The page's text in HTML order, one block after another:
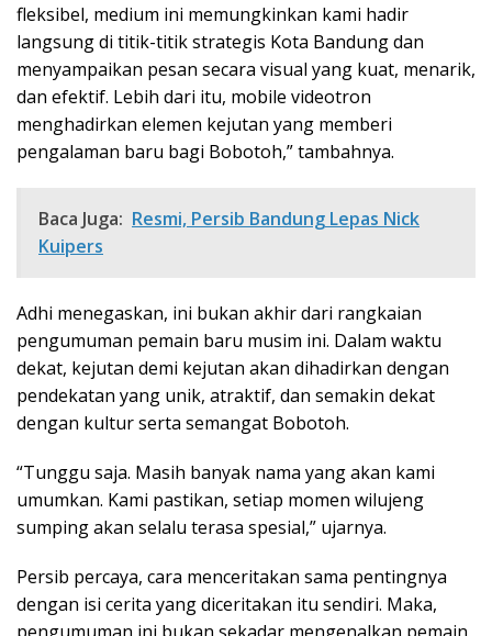
fleksibel, medium ini memungkinkan kami hadir
langsung di titik-titik strategis Kota Bandung dan
menyampaikan pesan secara visual yang kuat, menarik,
dan efektif. Lebih dari itu, mobile videotron
menghadirkan elemen kejutan yang memberi
pengalaman baru bagi Bobotoh,” tambahnya.
Baca Juga: Resmi, Persib Bandung Lepas Nick
Kuipers
Adhi menegaskan, ini bukan akhir dari rangkaian
pengumuman pemain baru musim ini. Dalam waktu
dekat, kejutan demi kejutan akan dihadirkan dengan
pendekatan yang unik, atraktif, dan semakin dekat
dengan kultur serta semangat Bobotoh.
“Tunggu saja. Masih banyak nama yang akan kami
umumkan. Kami pastikan, setiap momen wilujeng
sumping akan selalu terasa spesial,” ujarnya.
Persib percaya, cara menceritakan sama pentingnya
dengan isi cerita yang diceritakan itu sendiri. Maka,